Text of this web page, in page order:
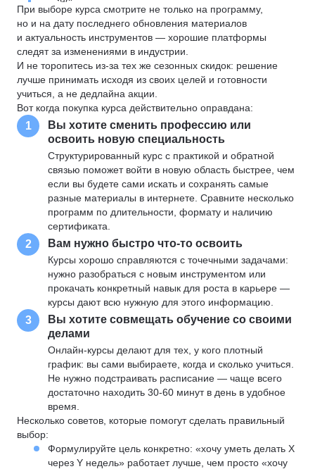
При выборе курса смотрите не только на программу,
но и на дату последнего обновления материалов
и актуальность инструментов — хорошие платформы
следят за изменениями в индустрии.
И не торопитесь из-за тех же сезонных скидок: решение
лучше принимать исходя из своих целей и готовности
учиться, а не дедлайна акции.
Вот когда покупка курса действительно оправдана:
1
Вы хотите сменить профессию или
освоить новую специальность
Структурированный курс с практикой и обратной
связью поможет войти в новую область быстрее, чем
если вы будете сами искать и сохранять самые
разные материалы в интернете. Сравните несколько
программ по длительности, формату и наличию
сертификата.
2 Вам нужно быстро что-то освоить
Курсы хорошо справляются с точечными задачами:
нужно разобраться с новым инструментом или
прокачать конкретный навык для роста в карьере —
курсы дают всю нужную для этого информацию.
3
Вы хотите совмещать обучение со своими
делами
Онлайн-курсы делают для тех, у кого плотный
график: вы сами выбираете, когда и сколько учиться.
Не нужно подстраивать расписание — чаще всего
достаточно находить 30-60 минут в день в удобное
время.
Несколько советов, которые помогут сделать правильный
выбор:
Формулируйте цель конкретно: «хочу уметь делать X
через Y недель» работает лучше, чем просто «хочу